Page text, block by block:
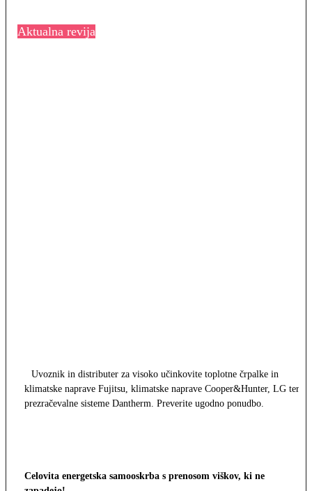
Aktualna revija
Uvoznik in distributer za visoko učinkovite toplotne črpalke in
klimatske naprave Fujitsu, klimatske naprave Cooper&Hunter, LG ter
prezračevalne sisteme Dantherm. Preverite ugodno ponudbo.
Celovita energetska samooskrba s prenosom viškov, ki ne